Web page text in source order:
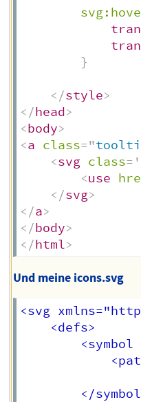
}
</style>
</head>
<body>
<a class="
<svg class= '
<use
</svg>
</a>
</body>
</html>
Und meine icons.svg
<svg
    <defs>
<symbol
</